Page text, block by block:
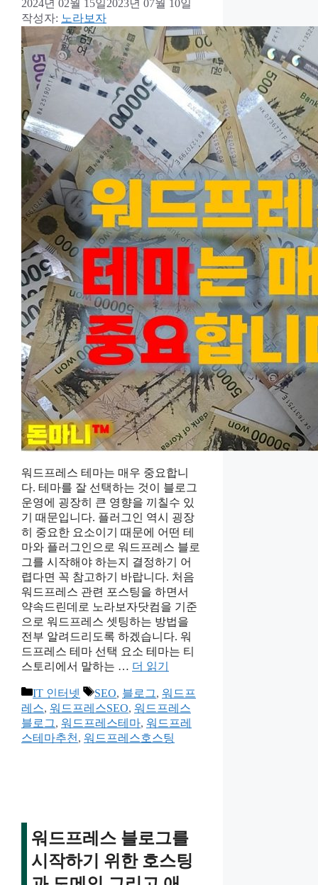
2024년 02월 15일2023년 07월 10일
작성자: 노라보자
워드프레스 테마는 매우 중요합니
다. 테마를 잘 선택하는 것이 블로그
운영에 굉장히 큰 영향을 끼칠수 있
기 때문입니다. 플러그인 역시 굉장
히 중요한 요소이기 때문에 어떤 테
마와 플러그인으로 워드프레스 블로
그를 시작해야 하는지 결정하기 어
렵다면 꼭 참고하기 바랍니다. 처음
워드프레스 관련 포스팅을 하면서
약속드린데로 노라보자닷컴을 기준
으로 워드프레스 셋팅하는 방법을
전부 알려드리도록 하겠습니다. 워
드프레스 테마 선택 요소 테마는 티
스토리에서 말하는 … 더 읽기
카
테
고
리
IT 인터넷
태
그
SEO, 블로그, 워드프
레스, 워드프레스SEO, 워드프레스
블로그, 워드프레스테마, 워드프레
스테마추천 , 워드프레스호스팅
워드프레스 블로그를
시작하기 위한 호스팅